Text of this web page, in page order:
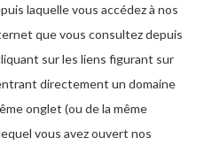
laquelle vous accédez à nos
que vous consultez depuis
sur les liens figurant sur
directement un domaine
onglet (ou de la même
vous avez ouvert nos